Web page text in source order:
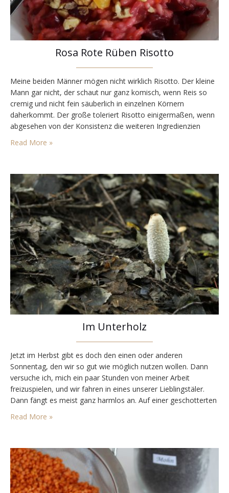
Rosa Rote Rüben Risotto
Meine beiden Männer mögen nicht wirklich Risotto. Der kleine
Mann gar nicht, der schaut nur ganz komisch, wenn Reis so
cremig und nicht fein säuberlich in einzelnen Körnern
daherkommt. Der große toleriert Risotto einigermaßen, wenn
abgesehen von der Konsistenz die weiteren Ingredienzien
passen. So hatte ich schon vor einiger Zeit begonnen, Risotto
vor allem im Büro zu kochen und alle…
Read More »
Im Unterholz
Jetzt im Herbst gibt es doch den einen oder anderen
Sonnentag, den wir so gut wie möglich nutzen wollen. Dann
versuche ich, mich ein paar Stunden von meiner Arbeit
freizuspielen, und wir fahren in eines unserer Lieblingstäler.
Dann fängt es meist ganz harmlos an. Auf einer geschotterten
Forststraße stapfen wir bergauf bis… mein Liebster im
Read More »